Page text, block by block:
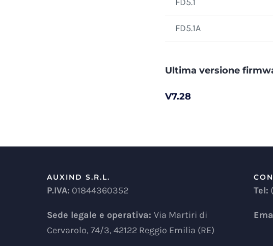
FD5.1A
Ultima versione
V7.28
AUXIND S.R.L.
P.IVA: 01844360352
Sede legale e operativa: Via Martiri di
Cervarolo, 74/3, 42122 Reggio Emilia (RE)
Tel: